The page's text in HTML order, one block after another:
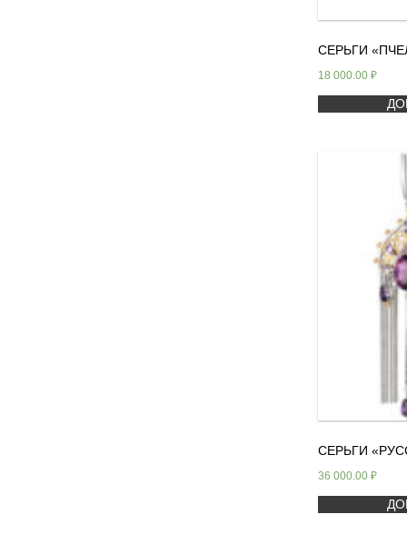
СЕРЬГИ
18 000.00 ₽
СЕРЬГИ
36 000.00 ₽